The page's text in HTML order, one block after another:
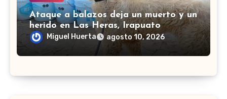
Ataque a balazos deja un muerto y un
herido en Las Heras, Irapuato
Miguel Huerta agosto 10, 2026